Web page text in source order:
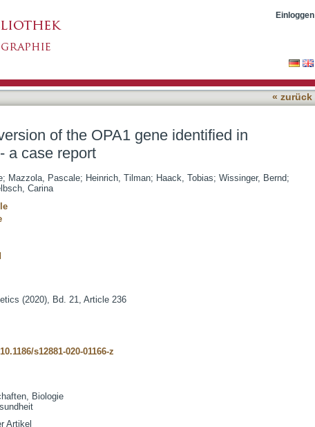
in dominant optic atrophy - a caseEinloggen
« zurück
of the OPA1 gene identified in
a case report
; Mazzola, Pascale; Heinrich, Tilman; Haack, Tobias; Wissinger, Bernd;
Carina
(2020), Bd. 21, Article 236
s12881-020-01166-z
Biologie
Artikel